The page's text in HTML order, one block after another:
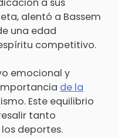
alentó a Bassem
una edad
competitivo.
emocional y
de la
Este equilibrio
tanto
deportes.